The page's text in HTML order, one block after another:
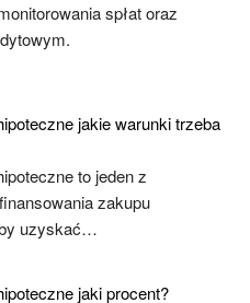
spłat oraz
jakie warunki trzeba
to jeden z
zakupu
uzyskać…
jaki procent?